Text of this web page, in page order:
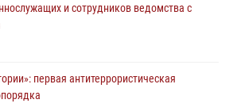
и сотрудников ведомства с
первая антитеррористическая